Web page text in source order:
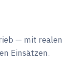
— mit realen
Einsätzen.